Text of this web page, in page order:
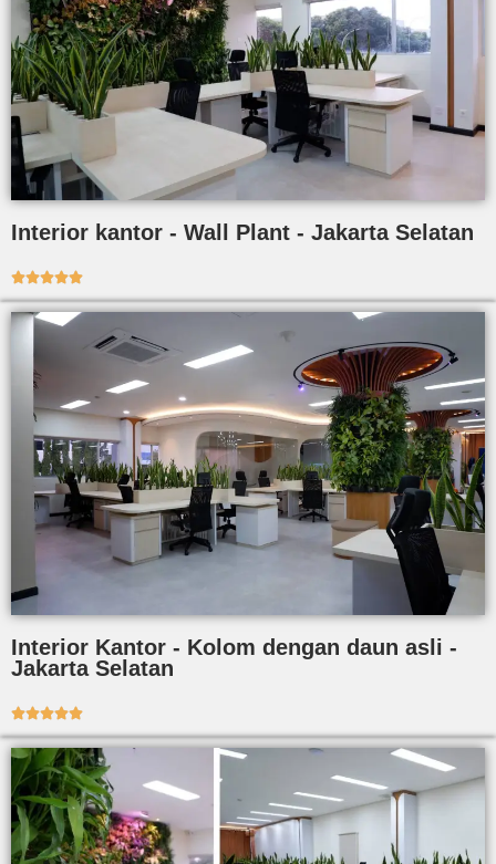
Interior kantor - Wall Plant - Jakarta Selatan

Interior Kantor - Kolom dengan daun asli -
Jakarta Selatan
